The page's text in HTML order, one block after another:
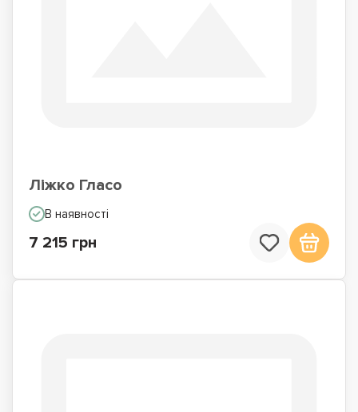
Ліжко Гласо
В наявності
7 215 грн